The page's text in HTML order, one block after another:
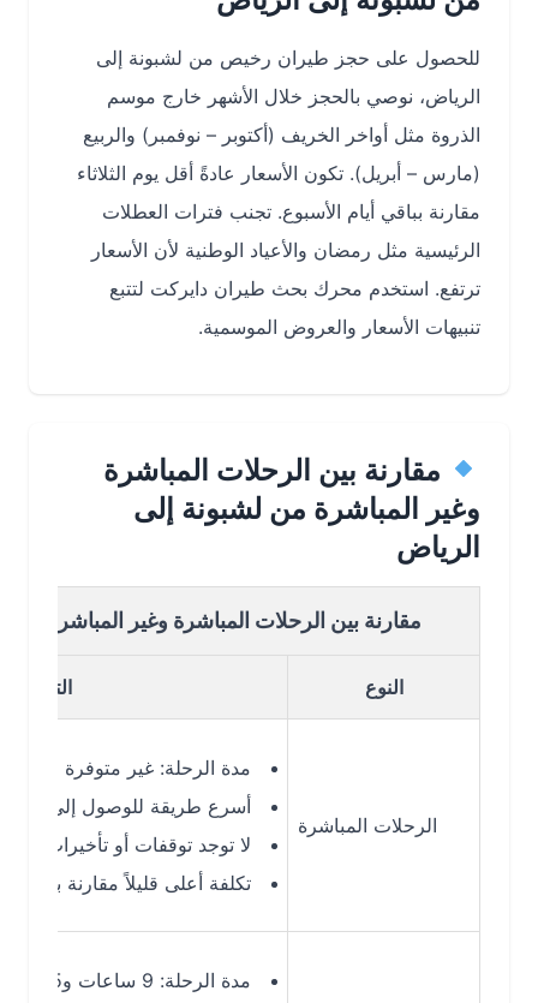
للحصول على حجز طيران رخيص من لشبونة إلى
الرياض، نوصي بالحجز خلال الأشهر خارج موسم
الذروة مثل أواخر الخريف (أكتوبر – نوفمبر) والربيع
(مارس – أبريل). تكون الأسعار عادةً أقل يوم الثلاثاء
مقارنة بباقي أيام الأسبوع. تجنب فترات العطلات
الرئيسية مثل رمضان والأعياد الوطنية لأن الأسعار
ترتفع. استخدم محرك بحث طيران دايركت لتتبع
تنبيهات الأسعار والعروض الموسمية.
مقارنة بين الرحلات المباشرة
وغير المباشرة من لشبونة إلى
الرياض
مقارنة بين الرحلات المباشرة وغير المباشرة من
التفاصيل
الرحلات المباشرة
مدة الرحلة: غير متوفرة حاليًا
أسرع طريقة للوصول إلى الرياض
لا توجد توقفات أو تأخيرات إضافية
تكلفة أعلى قليلاً مقارنة بالرحلات
مدة الرحلة: 9 ساعات و45 دقيقة إلى 11 ساعة